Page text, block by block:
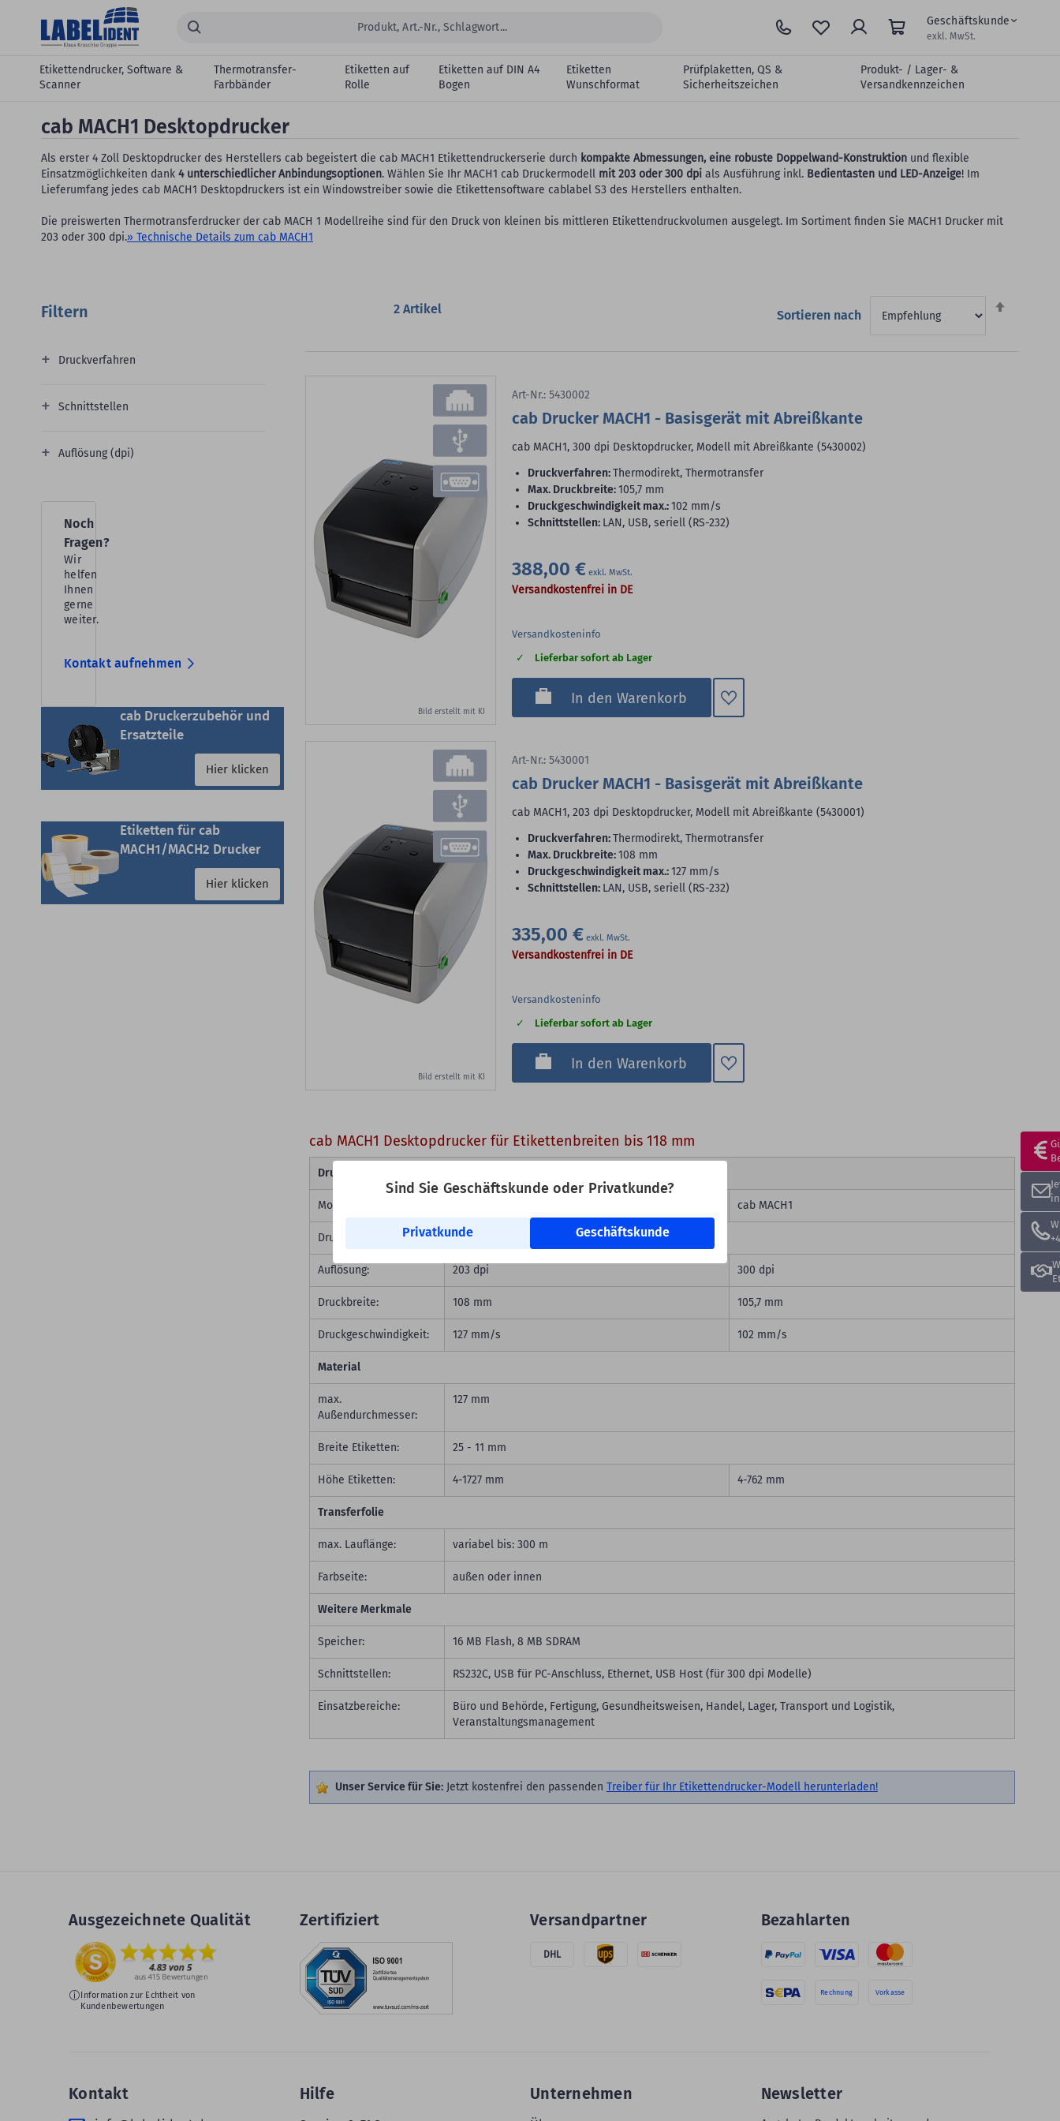
Sind Sie Geschäftskunde oder Privatkunde?
Privatkunde Geschäftskunde
Zum Hauptinhalt springen
Suchen...
Geschäftskunde
exkl. MwSt.
Etikettendrucker, Software &
Scanner
Thermotransfer-
Farbbänder
Etiketten auf
Rolle
Etiketten auf DIN A4
Bogen
Etiketten
Wunschformat
Prüfplaketten, QS &
Sicherheitszeichen
Produkt- / Lager- &
Versandkennzeichen
cab MACH1 Desktopdrucker
Als erster 4 Zoll Desktopdrucker des Herstellers cab begeistert die cab MACH1 Etikettendruckerserie durch kompakte Abmessungen, eine robuste Doppelwand-Konstruktion und flexible
Einsatzmöglichkeiten dank 4 unterschiedlicher Anbindungsoptionen. Wählen Sie Ihr MACH1 cab Druckermodell mit 203 oder 300 dpi als Ausführung inkl. Bedientasten und LED-Anzeige! Im
Lieferumfang jedes cab MACH1 Desktopdruckers ist ein Windowstreiber sowie die Etikettensoftware cablabel S3 des Herstellers enthalten.
Die preiswerten Thermotransferdrucker der cab MACH 1 Modellreihe sind für den Druck von kleinen bis mittleren Etikettendruckvolumen ausgelegt. Im Sortiment finden Sie MACH1 Drucker mit
203 oder 300 dpi.» Technische Details zum cab MACH1
2 Artikel Sortieren nach
Bild erstellt mit KI
Art-Nr.: 5430002
cab Drucker MACH1 - Basisgerät mit Abreißkante
cab MACH1, 300 dpi Desktopdrucker, Modell mit Abreißkante (5430002)
Druckverfahren:Thermodirekt, Thermotransfer
max. Druckbreite:105,7 mm
Druckgeschwindigkeit max.:102 mm/s
Schnittstellen: LAN, USB, seriell (RS-232)
388,00 €
Versandkostenfrei in DE
Versandkosteninfo
Lieferbar sofort ab Lager
In den Warenkorb
Zum
Bild erstellt mit KI
Art-Nr.: 5430001
cab Drucker MACH1 - Basisgerät mit Abreißkante
cab MACH1, 203 dpi Desktopdrucker, Modell mit Abreißkante (5430001)
Druckverfahren:Thermodirekt, Thermotransfer
max. Druckbreite:108 mm
Druckgeschwindigkeit max.:127 mm/s
Schnittstellen: LAN, USB, seriell (RS-232)
335,00 €
Versandkostenfrei in DE
Versandkosteninfo
Lieferbar sofort ab Lager
In den Warenkorb
Zum
cab MACH1 Desktopdrucker für Etikettenbreiten bis 118 mm
Druckerparameter
Modell: cab MACH1
Druckprinzip: Thermotransfer / Thermodirekt
Auflösung: 203 dpi 300 dpi
Druckbreite: 108 mm 105,7 mm
Druckgeschwindigkeit: 127 mm/s 102 mm/s
Material
max.
Außendurchmesser:
127 mm
Breite Etiketten: 25 - 11 mm
Höhe Etiketten: 4-1727 mm 4-762 mm
Transferfolie
max. Lauflänge: variabel bis: 300 m
Farbseite: außen oder innen
Weitere Merkmale
Speicher: 16 MB Flash, 8 MB SDRAM
Schnittstellen: RS232C, USB für PC-Anschluss, Ethernet, USB Host (für 300 dpi Modelle)
Einsatzbereiche:
Büro und Behörde, Fertigung, Gesundheitsweisen, Handel, Lager, Transport und Logistik,
Veranstaltungsmanagement
Unser Service für Sie:Jetzt kostenfrei den passenden Treiber für Ihr Etikettendrucker-Modell herunterladen!
Filtern
Druckverfahren
Schnittstellen
Auflösung (dpi)
Noch
Fragen?
Wir
helfen
Ihnen
gerne
weiter.
Kontakt aufnehmen
cab Druckerzubehör und
Ersatzteile
Hier klicken
Etiketten für cab
MACH1/MACH2 Drucker
Hier klicken
Ausgezeichnete Qualität
Information zur Echtheit von
Kundenbewertungen
Zertifiziert Versandpartner
DHL
Bezahlarten
Rechnung Vorkasse
Kontakt Hilfe Unternehmen Newsletter